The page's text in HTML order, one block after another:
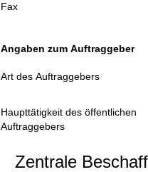
Fax
Angaben zum Auftraggeber
Art des Auftraggebers
Haupttätigkeit des öffentlichen
Auftraggebers
Zentrale